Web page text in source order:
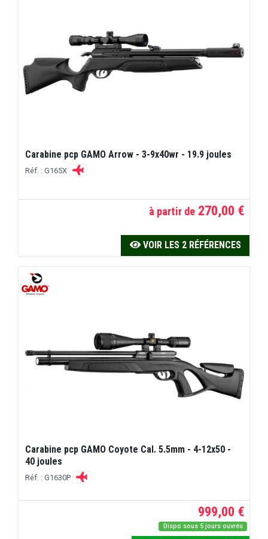
Carabine pcp GAMO Arrow - 3-9x40wr - 19.9 joules
Réf. : G165X
à partir de 270,00 €
VOIR LES 2 RÉFÉRENCES
Carabine pcp GAMO Coyote Cal. 5.5mm - 4-12x50 -
40 joules
Réf. : G1630P
999,00 €
Dispo sous 5 jours ouvrés